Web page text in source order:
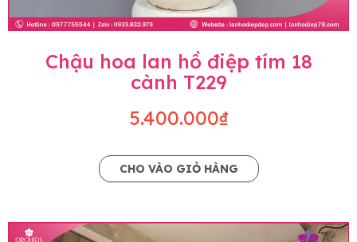
Chậu hoa lan hồ điệp tím 18
cành T229
5.400.000₫
CHO VÀO GIỎ HÀNG